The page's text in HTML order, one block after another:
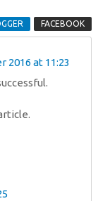
FACEBOOK
2016 at 11:23